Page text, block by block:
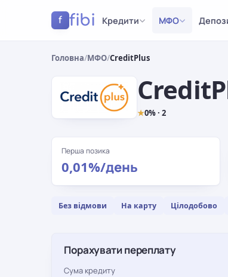
f fibi Кредити МФО
Головна/МФО/CreditPlus
★0% · 2
Перша позика
0,01%/день
Без відмови На карту Цілодобово
Порахувати переплату
Сума кредиту